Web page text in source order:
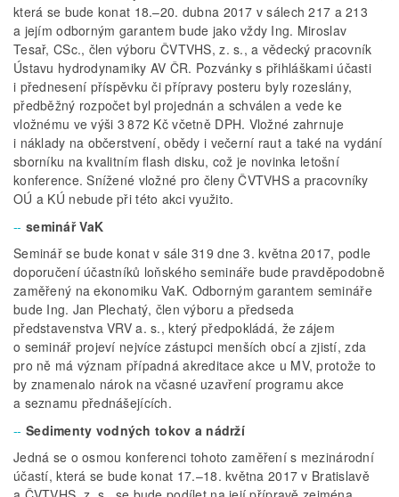
která se bude konat 18.–20. dubna 2017 v sálech 217 a 213
a jejím odborným garantem bude jako vždy Ing. Miroslav
Tesař, CSc., člen výboru ČVTVHS, z. s., a vědecký pracovník
Ústavu hydrodynamiky AV ČR. Pozvánky s přihláškami účasti
i přednesení příspěvku či přípravy posteru byly rozeslány,
předběžný rozpočet byl projednán a schválen a vede ke
vložnému ve výši 3 872 Kč včetně DPH. Vložné zahrnuje
i náklady na občerstvení, obědy i večerní raut a také na vydání
sborníku na kvalitním flash disku, což je novinka letošní
konference. Snížené vložné pro členy ČVTVHS a pracovníky
OÚ a KÚ nebude při této akci využito.
seminář VaK
Seminář se bude konat v sále 319 dne 3. května 2017, podle
doporučení účastníků loňského semináře bude pravděpodobně
zaměřený na ekonomiku VaK. Odborným garantem semináře
bude Ing. Jan Plechatý, člen výboru a předseda
představenstva VRV a. s., který předpokládá, že zájem
o seminář projeví nejvíce zástupci menších obcí a zjistí, zda
pro ně má význam případná akreditace akce u MV, protože to
by znamenalo nárok na včasné uzavření programu akce
a seznamu přednášejících.
Sedimenty vodných tokov a nádrží
Jedná se o osmou konferenci tohoto zaměření s mezinárodní
účastí, která se bude konat 17.–18. května 2017 v Bratislavě